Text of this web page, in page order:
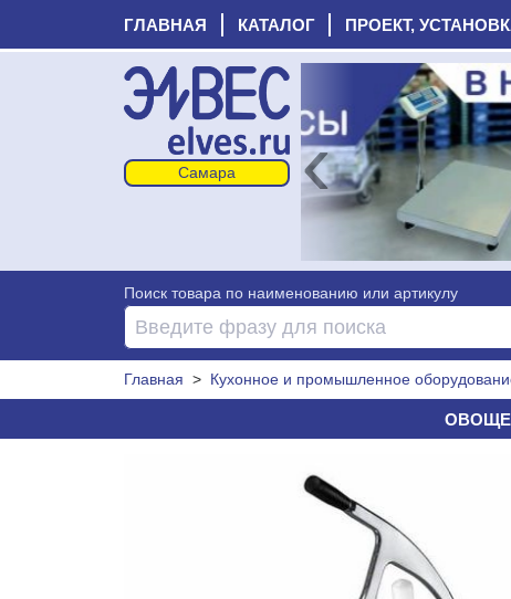
ГЛАВНАЯ КАТАЛОГ ПРОЕКТ,
‹
Поиск товара по наименованию или артикулу
Главная > Кухонное и промышленное